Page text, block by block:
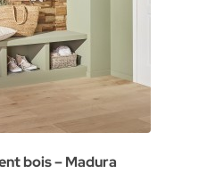
bois – Madura